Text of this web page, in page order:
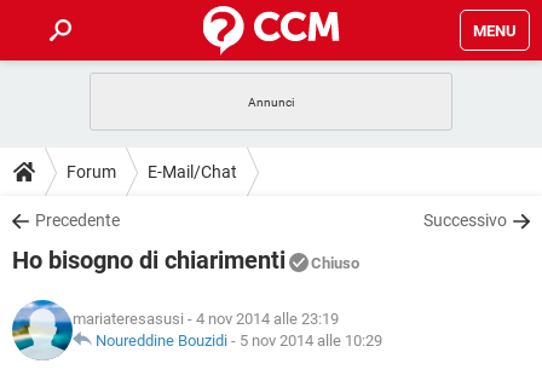
MENU
INTRATTENIMENTO
iOS
INSTAGRAM WHATSAPP
TIKTOK
HARDWARE
GUIDE
COVID-19
INSTAGRAM WHATSAPP
TIKTOK
DOWNLOAD
COVID-19 GAMING
INTRATTENIMENTO
iOS WINDOWS 10
COVID-19 GAMING
INTRATTENIMENTO
GLOSSARIO
Forum E-Mail/Chat
Precedente Successivo
Ho bisogno di chiarimenti Chiuso
mariateresasusi - 4 nov 2014 alle 23:19
Noureddine Bouzidi - 5 nov 2014 alle 10:29